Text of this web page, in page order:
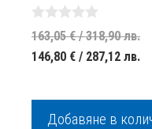
0
o
u
163,05€/ 318,90 лв.
/
146,80 € / 287,12 лв.
е:
Добавяне в